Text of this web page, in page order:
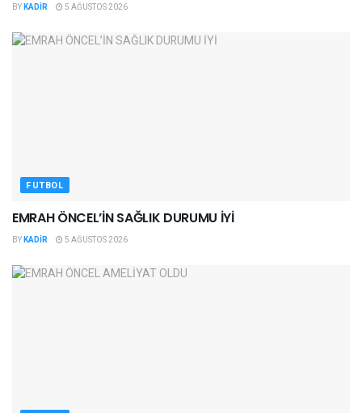
BYKADIR 5 AĞUSTOS 2026
FUTBOL
EMRAH ÖNCEL’İN SAĞLIK DURUMU İYİ
BYKADIR 5 AĞUSTOS 2026